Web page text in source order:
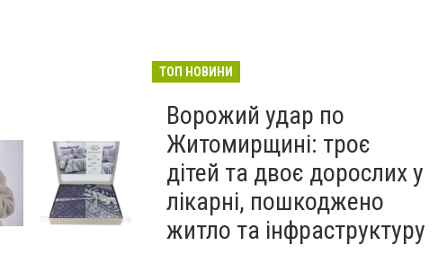
My Present
ТОП НОВИНИ
Ворожий удар по
Житомирщині: троє
дітей та двоє дорослих у
лікарні, пошкоджено
житло та інфраструктуру